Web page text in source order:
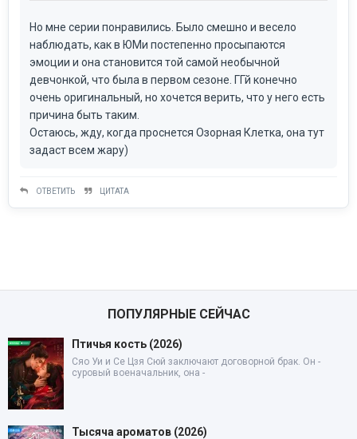
Но мне серии понравились. Было смешно и весело
наблюдать, как в ЮМи постепенно просыпаются
эмоции и она становится той самой необычной
девчонкой, что была в первом сезоне. ГГй конечно
очень оригинальный, но хочется верить, что у него есть
причина быть таким.
Остаюсь, жду, когда проснется Озорная Клетка, она тут
задаст всем жару)
ОТВЕТИТЬ ЦИТАТА
ПОПУЛЯРНЫЕ СЕЙЧАС
Птичья кость (2026)
Сяо Уи и Се Цзя Сюй заключают договорной брак. Он -
суровый военачальник, она -
Тысяча ароматов (2026)